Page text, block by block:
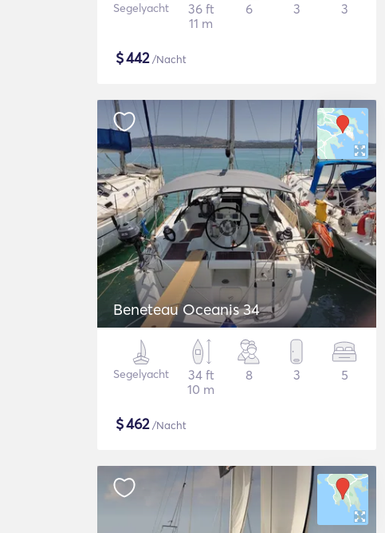
Segelyacht
36 ft
11 m
6 3 3
$442/Nacht
Beneteau Oceanis 34
Segelyacht
34 ft
10 m
8 3 5
$462/Nacht